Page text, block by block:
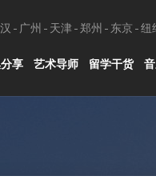
广州 天津 郑州 东京 纽
享 艺术导师 留学干货